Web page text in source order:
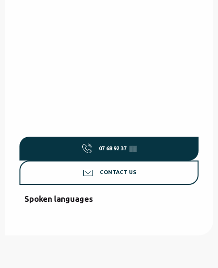
07 68 92 37 ▒▒
CONTACT US
Spoken languages
Spoken languages